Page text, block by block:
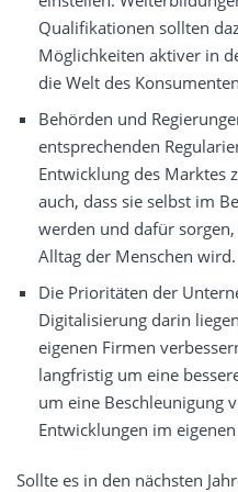
Qualifikationen sollten
Möglichkeiten aktiver in
die Welt des
Behörden und
entsprechenden
Entwicklung des Marktes
auch, dass sie selbst im
werden und dafür
Alltag der Menschen wird.
Die Prioritäten der
Digitalisierung darin
eigenen Firmen
langfristig um eine
um eine Beschleunigung
Entwicklungen im
Sollte es in den nächsten